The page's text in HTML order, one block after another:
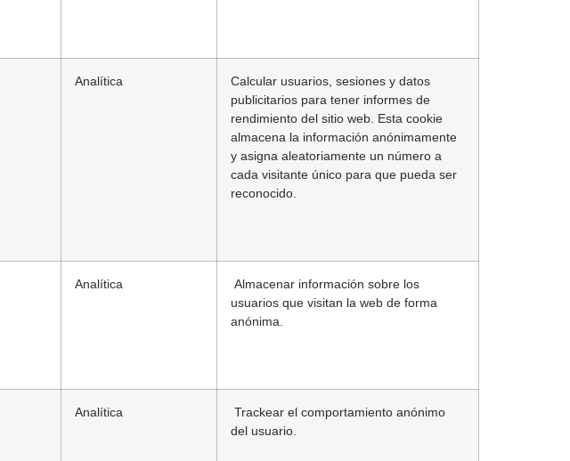
Analítica
Calcular usuarios, sesiones y datos
publicitarios para tener informes de
rendimiento del sitio web. Esta cookie
almacena la información anónimamente
y asigna aleatoriamente un número a
cada visitante único para que pueda ser
reconocido.
Analítica
Almacenar información sobre los
usuarios que visitan la web de forma
anónima.
Analítica
Trackear el comportamiento anónimo
del usuario.